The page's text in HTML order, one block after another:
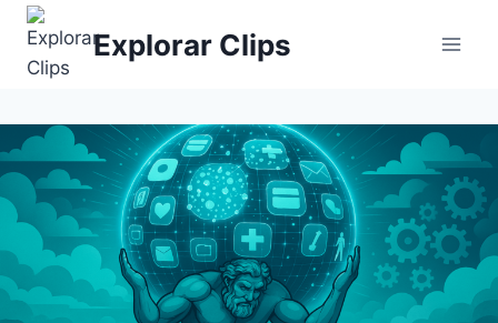
Saltar
contenido
Explorar Clips